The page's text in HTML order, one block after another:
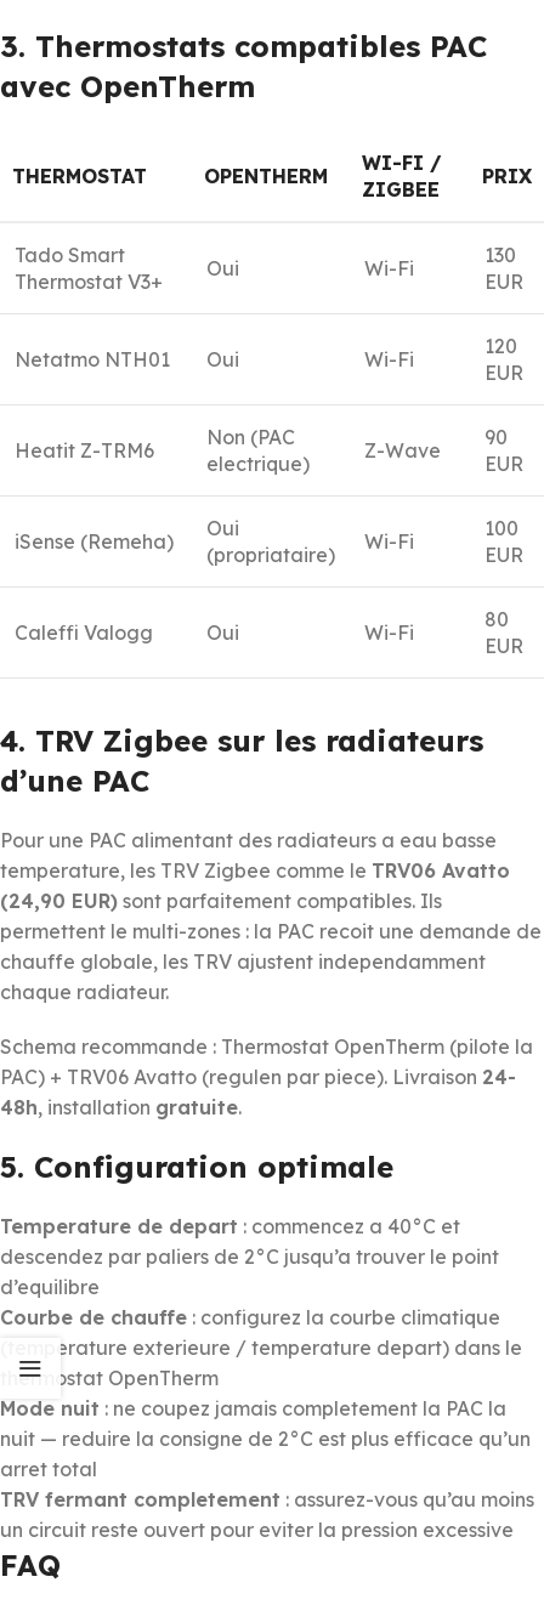
3. Thermostats compatibles PAC
avec OpenTherm
THERMOSTAT OPENTHERM
WI-FI /
ZIGBEE
PRIX
Tado Smart
Thermostat V3+
Oui Wi-Fi
130
EUR
Netatmo NTH01 Oui Wi-Fi
120
EUR
Heatit Z-TRM6
Non (PAC
electrique)
Z-Wave
90
EUR
iSense (Remeha)
Oui
(propriataire)
Wi-Fi
100
EUR
Caleffi Valogg Oui Wi-Fi
80
EUR
4. TRV Zigbee sur les radiateurs
d’une PAC
Pour une PAC alimentant des radiateurs a eau basse
temperature, les TRV Zigbee comme le TRV06 Avatto
(24,90 EUR) sont parfaitement compatibles. Ils
permettent le multi-zones : la PAC recoit une demande de
chauffe globale, les TRV ajustent independamment
chaque radiateur.
Schema recommande : Thermostat OpenTherm (pilote la
PAC) + TRV06 Avatto (regulen par piece). Livraison 24-
48h, installation gratuite.
5. Configuration optimale
Temperature de depart : commencez a 40°C et
descendez par paliers de 2°C jusqu’a trouver le point
d’equilibre
Courbe de chauffe : configurez la courbe climatique
(temperature exterieure / temperature depart) dans le
thermostat OpenTherm
Mode nuit : ne coupez jamais completement la PAC la
nuit — reduire la consigne de 2°C est plus efficace qu’un
arret total
TRV fermant completement : assurez-vous qu’au moins
un circuit reste ouvert pour eviter la pression excessive
FAQ